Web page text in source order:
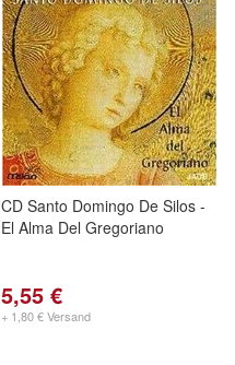
CD Santo Domingo De Silos -
El Alma Del Gregoriano
5,55 €
+ 1,80 € Versand